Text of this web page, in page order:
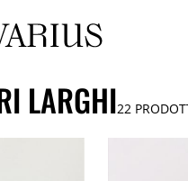
LARGHI22